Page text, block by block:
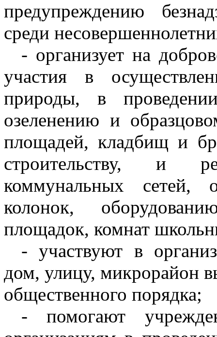
предупреждению
среди
- организует на
участия в
природы, в
озеленению и
площадей, кладбищ и
строительству, и
коммунальных сетей,
колонок,
площадок, комнат
- участвуют в
дом, улицу, микрорайон
общественного порядка;
- помогают